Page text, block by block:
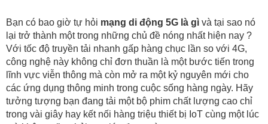
Bạn có bao giờ tự hỏi mạng di động 5G là gì và tại sao nó
lại trở thành một trong những chủ đề nóng nhất hiện nay ?
Với tốc độ truyền tải nhanh gấp hàng chục lần so với 4G,
công nghệ này không chỉ đơn thuần là một bước tiến trong
lĩnh vực viễn thông mà còn mở ra một kỷ nguyên mới cho
các ứng dụng thông minh trong cuộc sống hàng ngày. Hãy
tưởng tượng bạn đang tải một bộ phim chất lượng cao chỉ
trong vài giây hay kết nối hàng triệu thiết bị IoT cùng một lúc